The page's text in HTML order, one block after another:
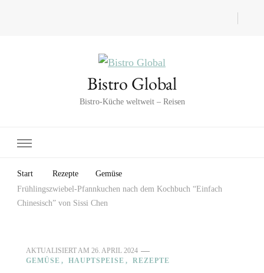
Bistro Global
Bistro-Küche weltweit – Reisen
Start Rezepte
Gemüse
Frühlingszwiebel-Pfannkuchen nach dem Kochbuch “Einfach
Chinesisch” von Sissi Chen
AKTUALISIERT AM 26. APRIL 2024
GEMÜSE
HAUPTSPEISE REZEPTE